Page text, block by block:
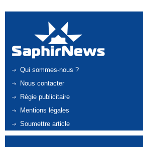
Qui sommes-nous ?
Nous contacter
Régie publicitaire
Mentions légales
Soumettre article